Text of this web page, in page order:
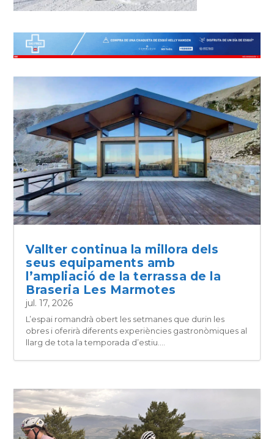
Vallter continua la millora dels
seus equipaments amb
l’ampliació de la terrassa de la
Braseria Les Marmotes
jul. 17, 2026
L’espai romandrà obert les setmanes que durin les
obres i oferirà diferents experiències gastronòmiques al
llarg de tota la temporada d’estiu....